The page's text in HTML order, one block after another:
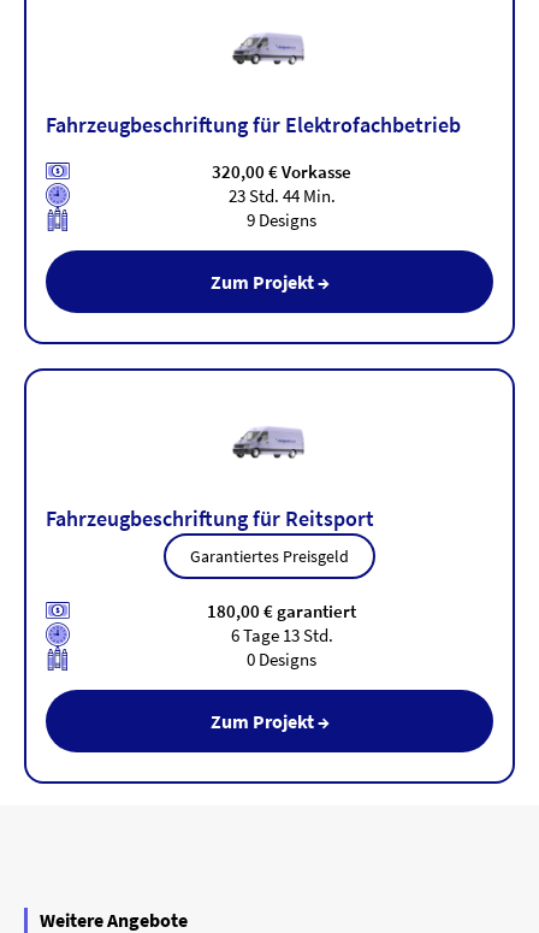
Fahrzeugbeschriftung für Elektrofachbetrieb
320,00 € Vorkasse
23 Std. 44 Min.
9 Designs
Zum Projekt →
Fahrzeugbeschriftung für Reitsport
Garantiertes Preisgeld
180,00 € garantiert
6 Tage 13 Std.
0 Designs
Zum Projekt →
Weitere Angebote